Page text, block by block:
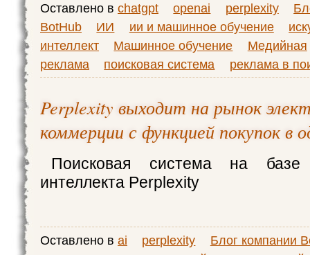
Оставлено в chatgpt openai perplexity
BotHub
ИИ ии и машинное обучение
интеллект
Машинное обучение
Медийная
реклама
поисковая система реклама в
Perplexity выходит на рынок
коммерции с функцией покупок в
Поисковая система на базе
интеллекта Perplexity
Оставлено в ai perplexity
Блог компании